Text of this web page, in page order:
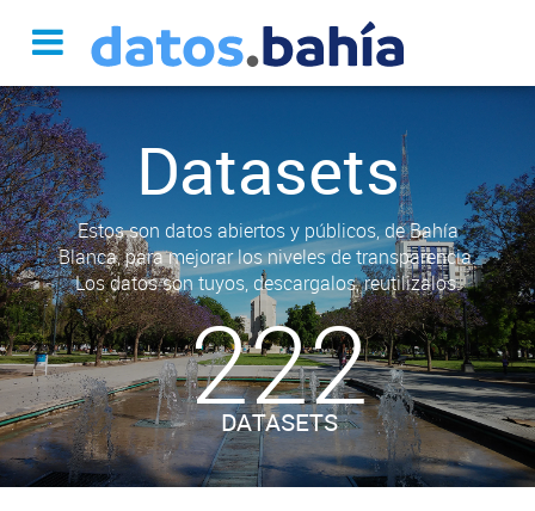
Datasets
Estos son datos abiertos y públicos, de Bahía
Blanca, para mejorar los niveles de transparencia.
Los datos son tuyos, descargalos, reutilizalos.
222
DATASETS